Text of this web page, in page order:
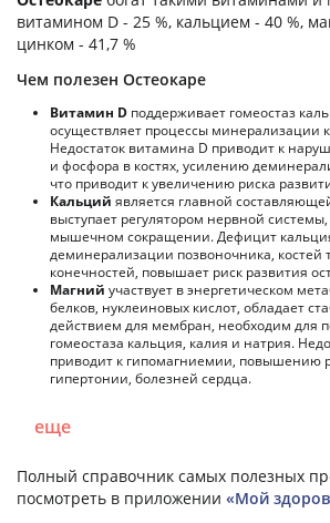
витамином D - 25 %, кальцием - 40 %,
цинком - 41,7 %
Чем полезен Остеокаре
Витамин D поддерживает гомеостаз
осуществляет процессы минерализации
Недостаток витамина D приводит к
и фосфора в костях, усилению
что приводит к увеличению риска
Кальций является главной
выступает регулятором нервной системы,
мышечном сокращении. Дефицит
деминерализации позвоночника, костей
конечностей, повышает риск развития
Магний участвует в энергетическом
белков, нуклеиновых кислот, обладает
действием для мембран, необходим для
гомеостаза кальция, калия и натрия.
приводит к гипомагниемии, повышению
гипертонии, болезней сердца.
еще
Полный справочник самых полезных
посмотреть в приложении «Мой